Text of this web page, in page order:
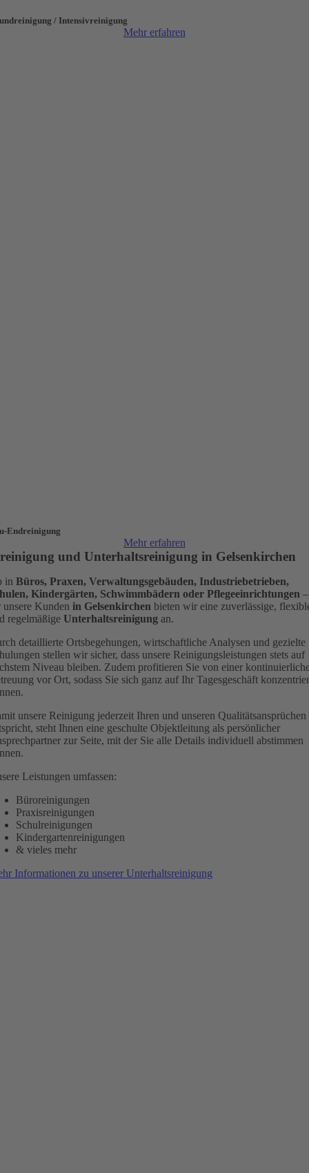
/ Intensivreinigung
Mehr erfahren
Endreinigung
Mehr erfahren
und Unterhalts­reinigung in Gelsenkirchen
in Büros, Praxen, Verwaltungsgebäuden, Industriebetrieben,
Kindergärten, Schwimmbädern oder Pflegeeinrichtungen –
unsere Kunden in Gelsenkirchen bieten wir eine zuverlässige,
regelmäßige Unterhaltsreinigung an.
detaillierte Ortsbegehungen, wirtschaftliche Analysen und gezielte
stellen wir sicher, dass unsere Reinigungsleistungen stets auf
Niveau bleiben. Zudem profitieren Sie von einer
vor Ort, sodass Sie sich ganz auf Ihr Tagesgeschäft
unsere Reinigung jederzeit Ihren und unseren Qualitätsansprüchen
steht Ihnen eine geschulte Objektleitung als persönlicher
zur Seite, mit der Sie alle Details individuell abstimmen
Leistungen umfassen:
Büroreinigungen
Praxisreinigungen
Schulreinigungen
Kindergartenreinigungen
& vieles mehr
Informationen zu unserer Unterhaltsreinigung